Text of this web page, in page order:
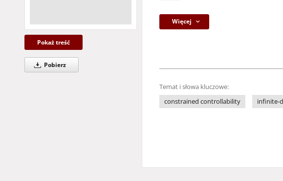
Pokaż treść
Pobierz
Więcej
Temat i słowa kluczowe:
constrained controllability
infinite-